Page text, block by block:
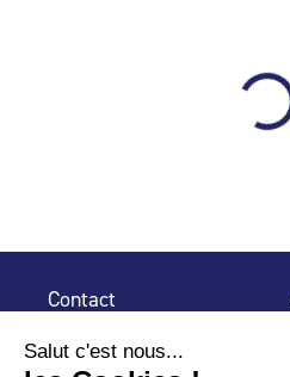
Contact
32 rue de Mogador
75 009 Paris